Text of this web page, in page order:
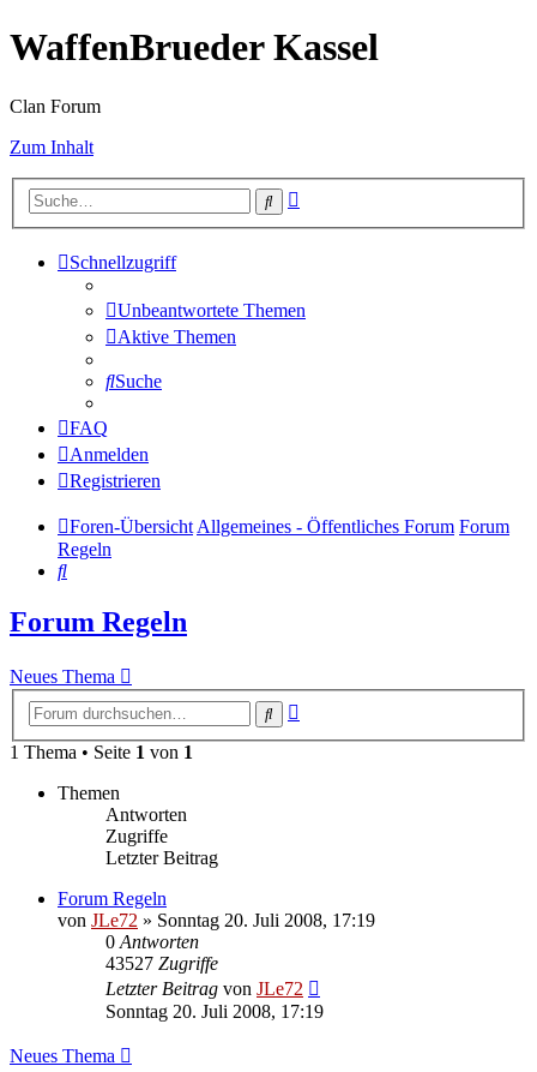
WaffenBrueder Kassel
Clan Forum
Zum Inhalt
Suche
Schnellzugriff
Unbeantwortete Themen
Aktive Themen
Suche
FAQ
Anmelden
Registrieren
Foren-ÜbersichtAllgemeines - Öffentliches Forum Forum
Regeln
Suche
Forum Regeln
Neues Thema
Suche
1 Thema • Seite 1 von 1
Themen
Antworten
Zugriffe
Letzter Beitrag
Forum Regeln
von JLe72 » Sonntag 20. Juli 2008, 17:19
0 Antworten
43527 Zugriffe
Letzter Beitrag von JLe72
Sonntag 20. Juli 2008, 17:19
Neues Thema